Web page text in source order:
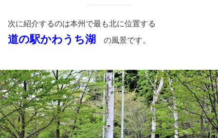
次に紹介するのは本州で最も北に位置する
道の駅かわうち湖 の風景です。